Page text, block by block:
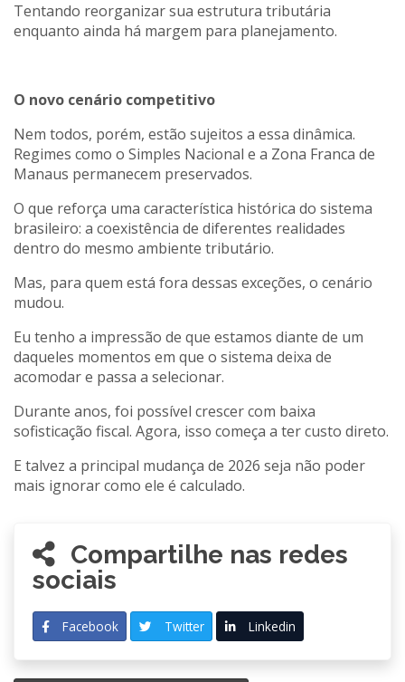
Tentando reorganizar sua estrutura tributária
enquanto ainda há margem para planejamento.
O novo cenário competitivo
Nem todos, porém, estão sujeitos a essa dinâmica.
Regimes como o Simples Nacional e a Zona Franca de
Manaus permanecem preservados.
O que reforça uma característica histórica do sistema
brasileiro: a coexistência de diferentes realidades
dentro do mesmo ambiente tributário.
Mas, para quem está fora dessas exceções, o cenário
mudou.
Eu tenho a impressão de que estamos diante de um
daqueles momentos em que o sistema deixa de
acomodar e passa a selecionar.
Durante anos, foi possível crescer com baixa
sofisticação fiscal. Agora, isso começa a ter custo direto.
E talvez a principal mudança de 2026 seja não poder
mais ignorar como ele é calculado.
Compartilhe nas redes
sociais
Facebook Twitter Linkedin